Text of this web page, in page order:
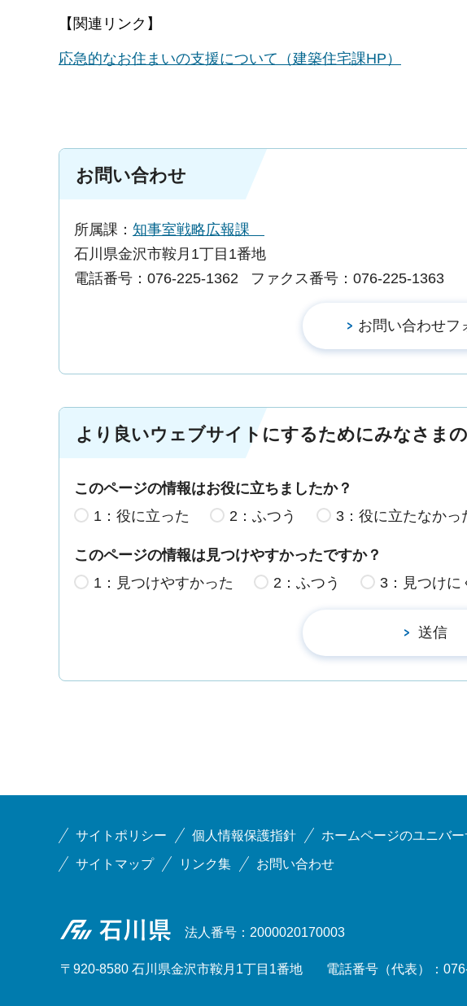
【関連リンク】
応急的なお住まいの支援について（建築住宅課HP）
お問い合わせ
所属課： 知事室戦略広報課
石川県金沢市鞍月1丁目1番地
電話番号：076-225-1362
ファクス番号：076-225-1363
より良いウェブサイトにするためにみなさま
このページの情報はお役に立ちましたか？
1：役に立った
2：ふつう 3：役に立たなかっ
このページの情報は見つけやすかったですか？
1：見つけやすかった
2：ふつう 3：見つけに
サイトポリシー 個人情報保護指針 ホームページのユニバ
サイトマップ リンク集 お問い合わせ
石川県 法人番号：2000020170003
〒920-8580 石川県金沢市鞍月1丁目1番地 電話番号（代表）：